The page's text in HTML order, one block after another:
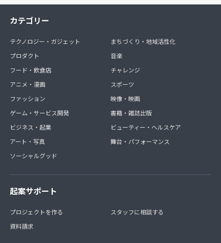
カテゴリー
テクノロジー・ガジェット
プロダクト
フード・飲食店
アニメ・漫画
ファッション
ゲーム・サービス開発
ビジネス・起業
アート・写真
ソーシャルグッド
まちづくり・地域活性化
音楽
チャレンジ
スポーツ
映像・映画
書籍・雑誌出版
ビューティー・ヘルスケア
舞台・パフォーマンス
起案サポート
プロジェクトを作る
資料請求
スタッフに相談する